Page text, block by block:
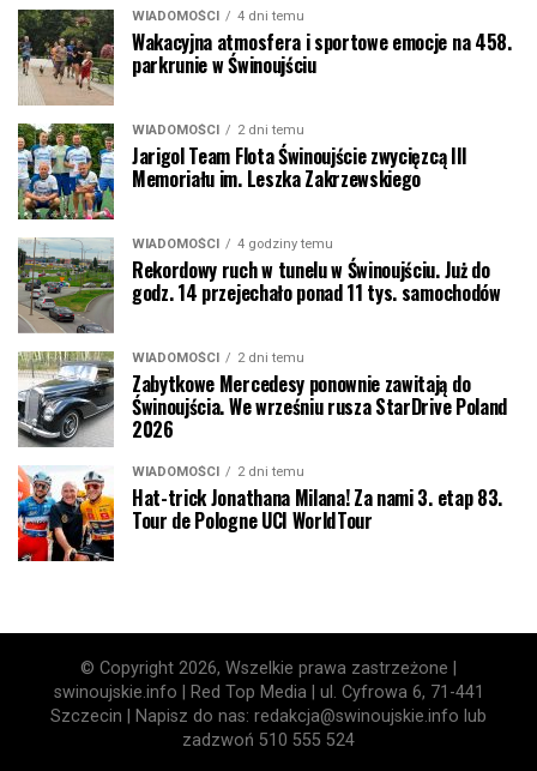
WIADOMOŚCI 4 dni temu
Wakacyjna atmosfera i sportowe emocje na 458.
parkrunie w Świnoujściu
WIADOMOŚCI 2 dni temu
Jarigol Team Flota Świnoujście zwycięzcą III
Memoriału im. Leszka Zakrzewskiego
WIADOMOŚCI 4 godziny temu
Rekordowy ruch w tunelu w Świnoujściu. Już do
godz. 14 przejechało ponad 11 tys. samochodów
WIADOMOŚCI 2 dni temu
Zabytkowe Mercedesy ponownie zawitają do
Świnoujścia. We wrześniu rusza StarDrive Poland
2026
WIADOMOŚCI 2 dni temu
Hat-trick Jonathana Milana! Za nami 3. etap 83.
Tour de Pologne UCI WorldTour
© Copyright 2026, Wszelkie prawa zastrzeżone |
swinoujskie.info | Red Top Media | ul. Cyfrowa 6, 71-441
Szczecin | Napisz do nas: redakcja@swinoujskie.info lub
zadzwoń 510 555 524